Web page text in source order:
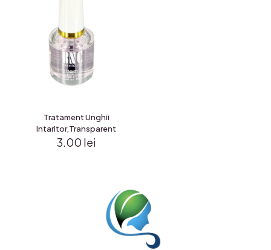
Tratament Unghii
Intaritor,Transparent
3.00 lei